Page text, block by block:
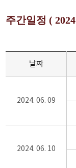
주간일정 (
날짜
2024. 06. 09
2024. 06. 10